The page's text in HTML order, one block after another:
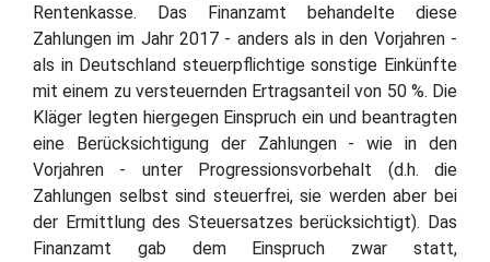
Rentenkasse. Das Finanzamt behandelte diese
Zahlungen im Jahr 2017 - anders als in den Vorjahren -
als in Deutschland steuerpflichtige sonstige Einkünfte
mit einem zu versteuernden Ertragsanteil von 50 %. Die
Kläger legten hiergegen Einspruch ein und beantragten
eine Berücksichtigung der Zahlungen - wie in den
Vorjahren - unter Progressionsvorbehalt (d.h. die
Zahlungen selbst sind steuerfrei, sie werden aber bei
der Ermittlung des Steuersatzes berücksichtigt). Das
Finanzamt gab dem Einspruch zwar statt,